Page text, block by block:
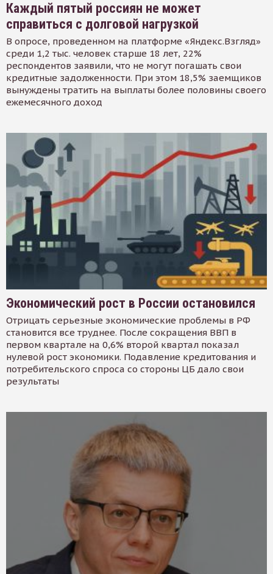
Каждый пятый россиян не может
справиться с долговой нагрузкой
В опросе, проведенном на платформе «Яндекс.Взгляд»
среди 1,2 тыс. человек старше 18 лет, 22%
респондентов заявили, что не могут погашать свои
кредитные задолженности. При этом 18,5% заемщиков
вынуждены тратить на выплаты более половины своего
ежемесячного доход
Экономический рост в России остановился
Отрицать серьезные экономические проблемы в РФ
становится все труднее. После сокращения ВВП в
первом квартале на 0,6% второй квартал показал
нулевой рост экономики. Подавление кредитования и
потребительского спроса со стороны ЦБ дало свои
результаты